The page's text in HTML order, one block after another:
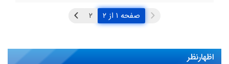
صفحه ۱ از ۲
اظهارنظر